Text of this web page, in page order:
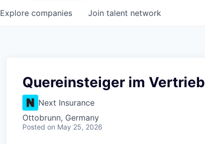
Explore companies Join talent network
Quereinsteiger im Vertrieb
Next Insurance
Ottobrunn, Germany
Posted on May 25, 2026